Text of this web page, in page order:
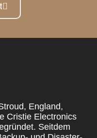
England,
Cristie Electronics
Seitdem